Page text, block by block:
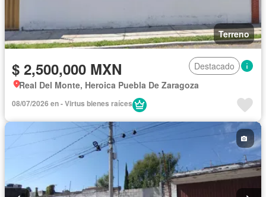
Terreno
$ 2,500,000 MXN
Destacado
Real Del Monte, Heroica Puebla De Zaragoza
08/07/2026 en - Virtus bienes raíces